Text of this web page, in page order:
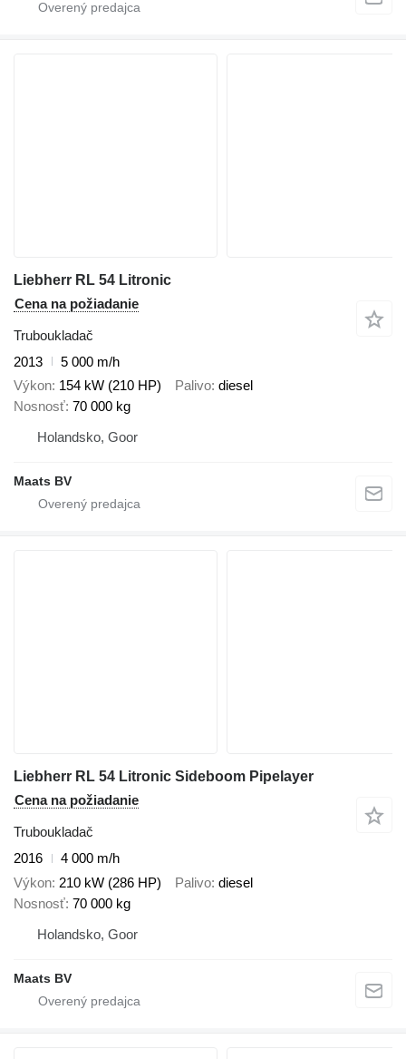
Liebherr RL 54 Litronic
Cena na požiadanie
Truboukladač
2013
5 000 m/h
Výkon 154 kW (210 HP) Palivo diesel
Nosnosť 70 000 kg
Holandsko, Goor
Maats BV
Liebherr RL 54 Litronic Sideboom Pipelayer
Cena na požiadanie
Truboukladač
2016
4 000 m/h
Výkon 210 kW (286 HP) Palivo diesel
Nosnosť 70 000 kg
Holandsko, Goor
Maats BV